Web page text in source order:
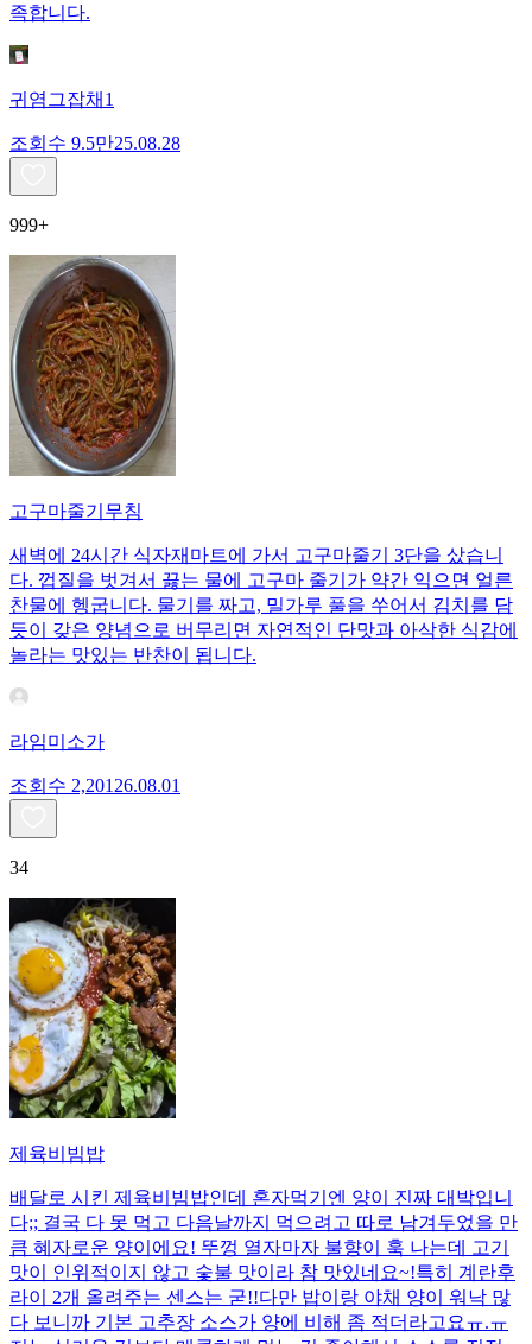
족합니다.
귀염그잡채1
조회수 9.5만25.08.28
999+
고구마줄기무침
새벽에 24시간 식자재마트에 가서 고구마줄기 3단을 샀습니
다. 껍질을 벗겨서 끓는 물에 고구마 줄기가 약간 익으면 얼른
찬물에 헹굽니다. 물기를 짜고, 밀가루 풀을 쑤어서 김치를 담
듯이 갖은 양념으로 버무리면 자연적인 단맛과 아삭한 식감에
놀라는 맛있는 반찬이 됩니다.
라임미소가
조회수 2,201 26.08.01
34
제육비빔밥
배달로 시킨 제육비빔밥인데 혼자먹기엔 양이 진짜 대박입니
다;; 결국 다 못 먹고 다음날까지 먹으려고 따로 남겨두었을 만
큼 혜자로운 양이에요! 뚜껑 열자마자 불향이 훅 나는데 고기
맛이 인위적이지 않고 숯불 맛이라 참 맛있네요~!특히 계란후
라이 2개 올려주는 센스는 굳!! ​다만 밥이랑 야채 양이 워낙 많
다 보니까 기본 고추장 소스가 양에 비해 좀 적더라고요ㅠ.ㅠ